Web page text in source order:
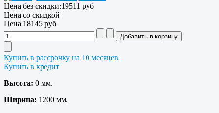
Цена без скидки:19511 руб
Цена со скидкой
Цена 18145 руб
Купить в рассрочку на 10 месяцев
Купить в кредит
Высота: 0 мм.
Ширина: 1200 мм.